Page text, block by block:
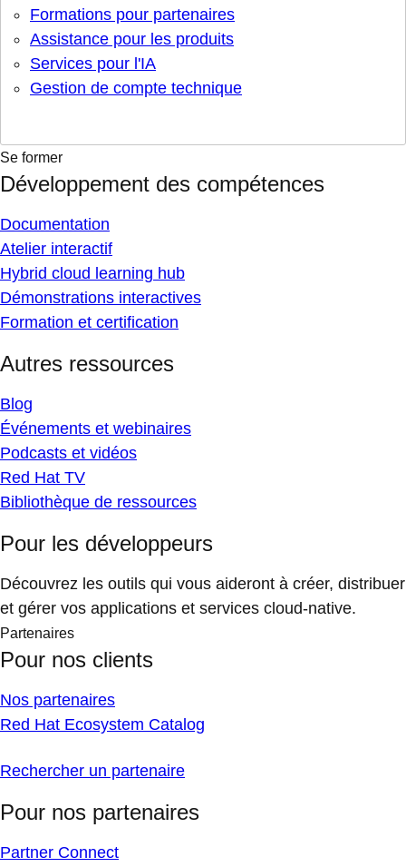
Formations pour partenaires
Assistance pour les produits
Services pour l'IA
Gestion de compte technique
Se former
Développement des compétences
Documentation
Atelier interactif
Hybrid cloud learning hub
Démonstrations interactives
Formation et certification
Autres ressources
Blog
Événements et webinaires
Podcasts et vidéos
Red Hat TV
Bibliothèque de ressources
Pour les développeurs
Découvrez les outils qui vous aideront à créer, distribuer
et gérer vos applications et services cloud-native.
Partenaires
Pour nos clients
Nos partenaires
Red Hat Ecosystem Catalog
Rechercher un partenaire
Pour nos partenaires
Partner Connect